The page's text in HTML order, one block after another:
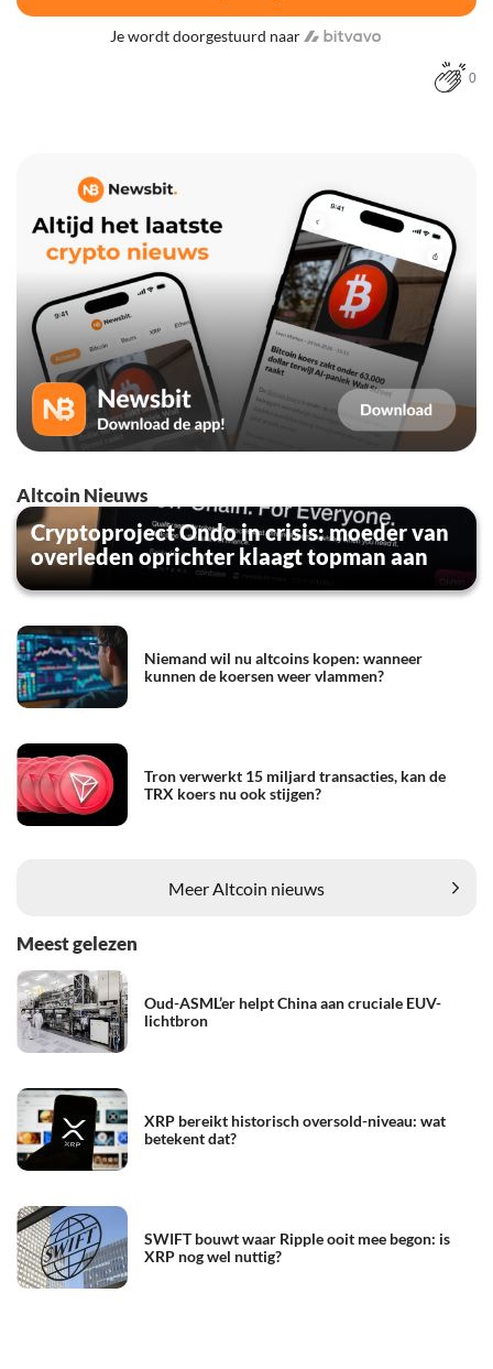
Je wordt doorgestuurd naar
0
Altcoin Nieuws
Cryptoproject Ondo in crisis: moeder van
overleden oprichter klaagt topman aan
Niemand wil nu altcoins kopen: wanneer
kunnen de koersen weer vlammen?
Tron verwerkt 15 miljard transacties, kan de
TRX koers nu ook stijgen?
Meer Altcoin nieuws
Meest gelezen
Oud-ASML’er helpt China aan cruciale EUV-
lichtbron
XRP bereikt historisch oversold-niveau: wat
betekent dat?
SWIFT bouwt waar Ripple ooit mee begon: is
XRP nog wel nuttig?